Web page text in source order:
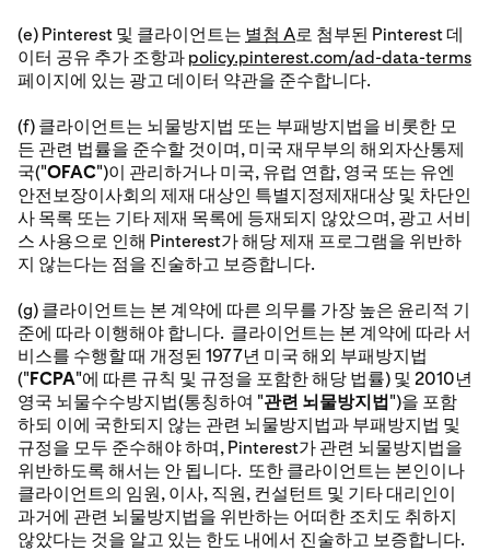
(e) Pinterest 및 클라이언트는 별첨 A로 첨부된 Pinterest 데
이터 공유 추가 조항과 policy.pinterest.com/ad-data-terms
페이지에 있는 광고 데이터 약관을 준수합니다.
(f) 클라이언트는 뇌물방지법 또는 부패방지법을 비롯한 모
든 관련 법률을 준수할 것이며, 미국 재무부의 해외자산통제
국("OFAC")이 관리하거나 미국, 유럽 연합, 영국 또는 유엔
안전보장이사회의 제재 대상인 특별지정제재대상 및 차단인
사 목록 또는 기타 제재 목록에 등재되지 않았으며, 광고 서비
스 사용으로 인해 Pinterest가 해당 제재 프로그램을 위반하
지 않는다는 점을 진술하고 보증합니다.
(g) 클라이언트는 본 계약에 따른 의무를 가장 높은 윤리적 기
준에 따라 이행해야 합니다. 클라이언트는 본 계약에 따라 서
비스를 수행할 때 개정된 1977년 미국 해외 부패방지법
("FCPA"에 따른 규칙 및 규정을 포함한 해당 법률) 및 2010년
영국 뇌물수수방지법(통칭하여 "관련 뇌물방지법")을 포함
하되 이에 국한되지 않는 관련 뇌물방지법과 부패방지법 및
규정을 모두 준수해야 하며, Pinterest가 관련 뇌물방지법을
위반하도록 해서는 안 됩니다. 또한 클라이언트는 본인이나
클라이언트의 임원, 이사, 직원, 컨설턴트 및 기타 대리인이
과거에 관련 뇌물방지법을 위반하는 어떠한 조치도 취하지
않았다는 것을 알고 있는 한도 내에서 진술하고 보증합니다.